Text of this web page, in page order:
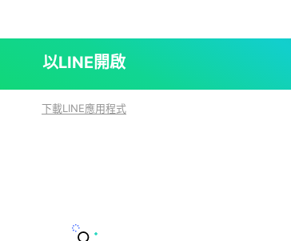
以LINE開啟
下載LINE應用程式